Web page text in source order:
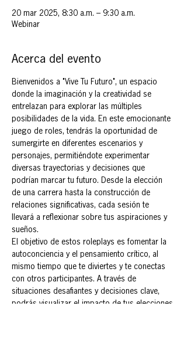
20 mar 2025, 8:30 a.m. – 9:30 a.m.
Webinar
Acerca del evento
Bienvenidos a "Vive Tu Futuro", un espacio
donde la imaginación y la creatividad se
entrelazan para explorar las múltiples
posibilidades de la vida. En este emocionante
juego de roles, tendrás la oportunidad de
sumergirte en diferentes escenarios y
personajes, permitiéndote experimentar
diversas trayectorias y decisiones que
podrían marcar tu futuro. Desde la elección
de una carrera hasta la construcción de
relaciones significativas, cada sesión te
llevará a reflexionar sobre tus aspiraciones y
sueños.
El objetivo de estos roleplays es fomentar la
autoconciencia y el pensamiento crítico, al
mismo tiempo que te diviertes y te conectas
con otros participantes. A través de
situaciones desafiantes y decisiones clave,
podrás visualizar el impacto de tus elecciones